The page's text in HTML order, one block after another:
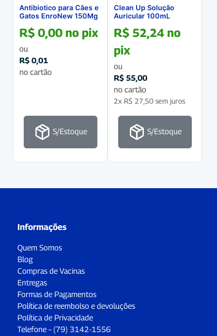
Antibiotico para Cães e
Gatos EnroNew 150Mg
R$ 0,00 no pix
ou
R$ 0,01
no cartão
S/Estoque
Clean Up Solução
Auricular 100mL
R$ 52,24 no
pix
ou
R$ 55,00
no cartão
2x R$ 27,50 sem juros
S/Estoque
Informações
Quem Somos
Blog
Compras de Vacinas
Entregas
Formas de Pagamentos
Política de reembolso e devoluções
Política de Privacidade
Telefone – (79) 3142-1556